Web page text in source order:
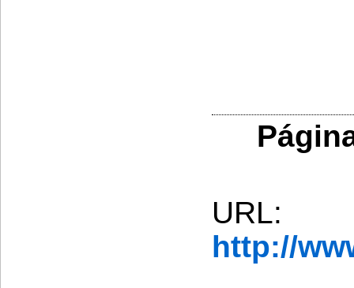
URL:
http://